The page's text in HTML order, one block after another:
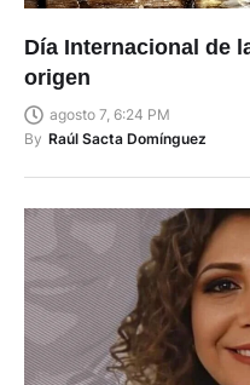
Día Internacional de
origen
agosto 7, 6:24 PM